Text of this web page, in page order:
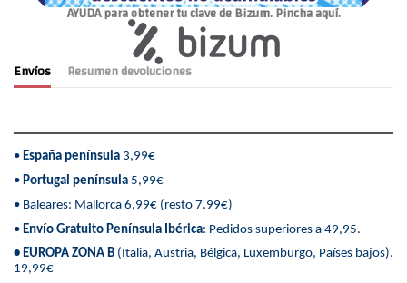
AYUDA para obtener tu clave de Bizum. Pincha aquí.
Envíos Resumen devoluciones
• España península 3,99€
• Portugal península 5,99€
• Baleares: Mallorca 6,99€ (resto 7.99€)
• Envío Gratuito Península Ibérica: Pedidos superiores a 49,95.
• EUROPA ZONA B (Italia, Austria, Bélgica, Luxemburgo, Países bajos).
19,99€